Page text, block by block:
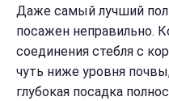
Даже самый лучший
посажен неправильно.
соединения стебля с
чуть ниже уровня
глубокая посадка